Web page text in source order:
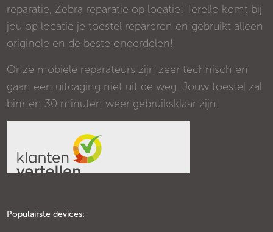
reparatie, Zebra reparatie op locatie! Terello komt bij
jou op locatie je toestel repareren en gebruikt alleen
originele en de beste onderdelen!
Onze mobiele reparateurs zijn zeer technisch en
gaan een uitdaging niet uit de weg. Jouw toestel zal
binnen 30 minuten weer gebruiksklaar zijn!
Populairste devices: